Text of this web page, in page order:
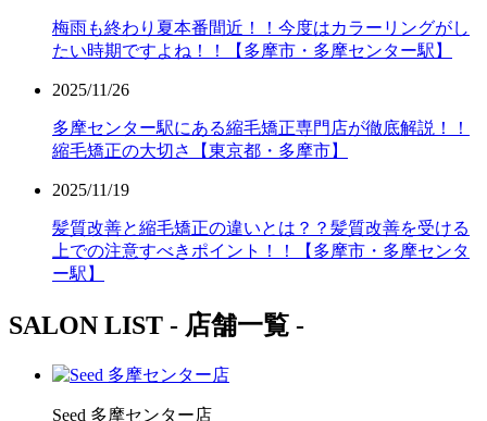
梅雨も終わり夏本番間近！！今度はカラーリングがし
たい時期ですよね！！【多摩市・多摩センター駅】
2025/11/26
多摩センター駅にある縮毛矯正専門店が徹底解説！！
縮毛矯正の大切さ【東京都・多摩市】
2025/11/19
髪質改善と縮毛矯正の違いとは？？髪質改善を受ける
上での注意すべきポイント！！【多摩市・多摩センタ
ー駅】
SALON LIST - 店舗一覧 -
Seed 多摩センター店